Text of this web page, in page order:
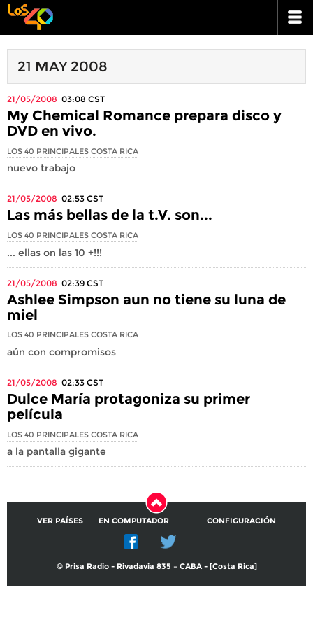
21 MAY 2008
21/05/2008 03:08 CST
My Chemical Romance prepara disco y
DVD en vivo.
LOS 40 PRINCIPALES COSTA RICA
nuevo trabajo
21/05/2008 02:53 CST
Las más bellas de la t.V. son...
LOS 40 PRINCIPALES COSTA RICA
... ellas on las 10 +!!!
21/05/2008 02:39 CST
Ashlee Simpson aun no tiene su luna de
miel
LOS 40 PRINCIPALES COSTA RICA
aún con compromisos
21/05/2008 02:33 CST
Dulce María protagoniza su primer
película
LOS 40 PRINCIPALES COSTA RICA
a la pantalla gigante
VER PAÍSES EN COMPUTADOR CONFIGURACIÓN
© Prisa Radio - Rivadavia 835 – CABA - [Costa Rica]